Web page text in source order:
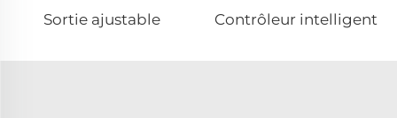
Sortie ajustable Contrôleur intelligent